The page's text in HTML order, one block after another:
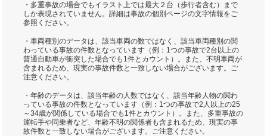
・多重事故の場合でもイラスト上では最大２台（歩行者含む）まで
しか表現されていません。詳細は事故の個別ページの文字情報をご
参照ください。
・車両種別のデータは、該当車両の数ではなく、該当車両種別の関
わっている事故の件数となっています（例：1つの事故で2台以上の
普通自動車が衝突した場合でも1件とカウント）。また、不明車両が
含まれるため、現実の事故件数と一致しない場合がございます。ご
注意ください。
・年齢のデータは、該当年齢の人数ではなく、該当年齢人物の関わ
っている事故の件数となっています（例：1つの事故で2人以上の25
～34歳が関係している場合でも1件とカウント）。また、多重事故の
運転手や同乗者など、年齢不明の関係者も含まれるため、現実の事
故件数と一致しない場合がございます。ご注意ください。